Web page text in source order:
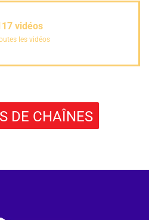
vidéos
les vidéos
DE CHAÎNES